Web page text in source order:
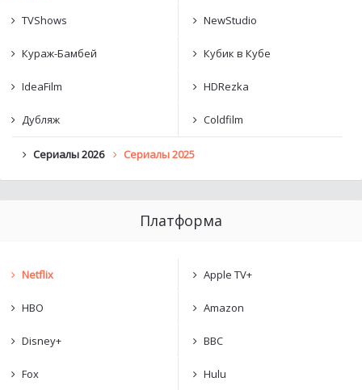
TVShows NewStudio
Кураж-Бамбей Кубик в Кубе
IdeaFilm HDRezka
Дубляж Coldfilm
Сериалы 2026 Сериалы 2025
Платформа
Netflix Apple TV+
HBO Amazon
Disney+ BBC
Fox Hulu